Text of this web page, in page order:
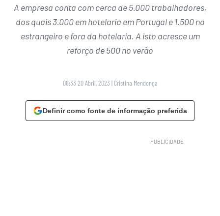
A empresa conta com cerca de 5.000 trabalhadores,
dos quais 3.000 em hotelaria em Portugal e 1.500 no
estrangeiro e fora da hotelaria. A isto acresce um
reforço de 500 no verão
08:33 20 Abril, 2023 | Cristina Mendonça
Definir como fonte de informação preferida